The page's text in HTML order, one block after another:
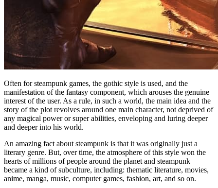
Often for steampunk games, the gothic style is used, and the
manifestation of the fantasy component, which arouses the genuine
interest of the user. As a rule, in such a world, the main idea and the
story of the plot revolves around one main character, not deprived of
any magical power or super abilities, enveloping and luring deeper
and deeper into his world.
An amazing fact about steampunk is that it was originally just a
literary genre. But, over time, the atmosphere of this style won the
hearts of millions of people around the planet and steampunk
became a kind of subculture, including: thematic literature, movies,
anime, manga, music, computer games, fashion, art, and so on.